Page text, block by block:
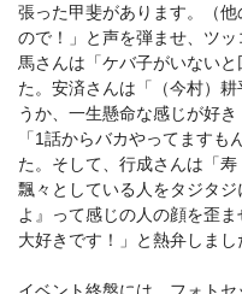
張った甲斐があります。（
ので！」と声を弾ませ、ツ
馬さんは「ケバ子がいない
た。安済さんは「（今村）
うか、一生懸命な感じが好
「1話からバカやってますも
た。そして、行成さんは「
飄々としている人をタジタ
よ』って感じの人の顔を歪
大好きです！」と熱弁しまし